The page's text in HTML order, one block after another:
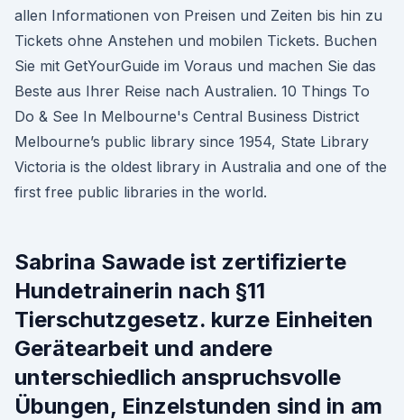
allen Informationen von Preisen und Zeiten bis hin zu
Tickets ohne Anstehen und mobilen Tickets. Buchen
Sie mit GetYourGuide im Voraus und machen Sie das
Beste aus Ihrer Reise nach Australien. 10 Things To
Do & See In Melbourne's Central Business District
Melbourne’s public library since 1954, State Library
Victoria is the oldest library in Australia and one of the
first free public libraries in the world.
Sabrina Sawade ist zertifizierte
Hundetrainerin nach §11
Tierschutzgesetz. kurze Einheiten
Gerätearbeit und andere
unterschiedlich anspruchsvolle
Übungen, Einzelstunden sind in am